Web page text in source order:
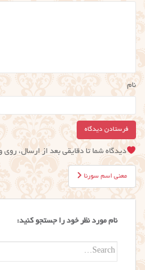
نام
دیدگاه شما تا دقایقی بعد از ارسال،
راهبری
نوشته
معنی اسم سورنا
نام مورد نظر خود را جستجو کنید:
Search